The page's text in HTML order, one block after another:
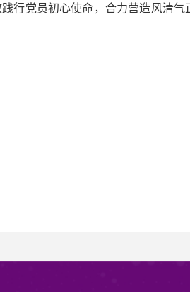
行党员初心使命，合力营造风清气